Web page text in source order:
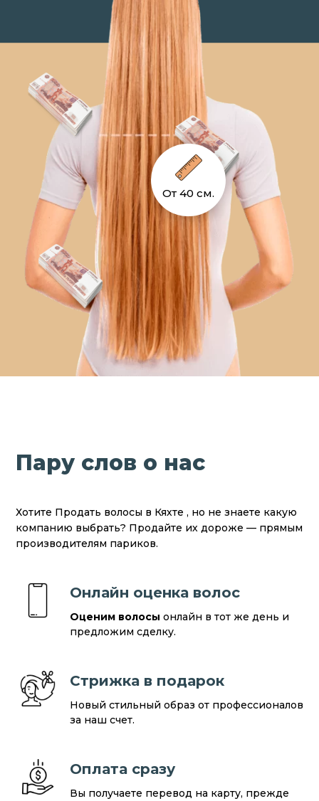
От 40 см.
Пару слов о нас
Хотите Продать волосы в Кяхте , но не знаете какую
компанию выбрать? Продайте их дороже — прямым
производителям париков.
Онлайн оценка волос
Оценим волосы онлайн в тот же день и
предложим сделку.
Стрижка в подарок
Новый стильный образ от профессионалов
за наш счет.
Оплата сразу
Вы получаете перевод на карту, прежде